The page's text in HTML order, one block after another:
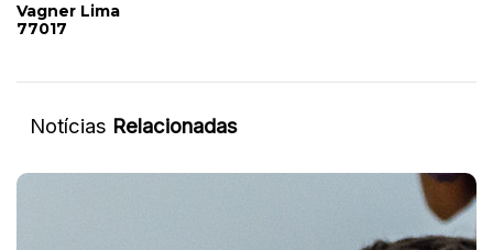
Vagner Lima
77017
Notícias Relacionadas